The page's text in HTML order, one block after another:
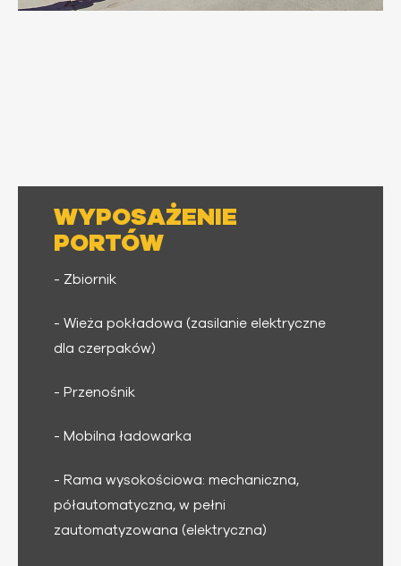
WYPOSAŻENIE
PORTÓW
- Zbiornik
- Wieża pokładowa (zasilanie elektryczne
dla czerpaków)
- Przenośnik
- Mobilna ładowarka
- Rama wysokościowa: mechaniczna,
półautomatyczna, w pełni
zautomatyzowana (elektryczna)